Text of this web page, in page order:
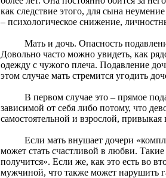
как следствие этого, для сына
– психологическое снижение,
Мать и дочь. Опасность подавления
Довольно часто можно увидеть, как
одежду с чужого плеча. Подавление
этом случае мать стремится угодить
В первом случае это – прямое
зависимой от себя либо потому, что
самостоятельной и взрослой,
Если мать внушает дочери
может стать счастливой в любви.
получится». Если же, как это есть во
мужчиной, что также может нарушить